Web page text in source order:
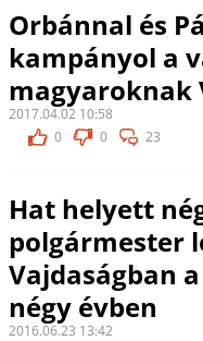
Orbánnal és
kampányol a
magyaroknak
2017.04.02 10:58
0
0 23
Hat helyett
polgármester
Vajdaságban
négy évben
2016.06.23 13:42